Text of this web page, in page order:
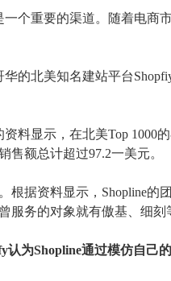
个重要的渠道。随着电商
的北美知名建站平台
资料显示，在北美Top
售额总计超过97.2一美元。
根据资料显示，Shopline
服务的对象就有傲基、细
认为Shopline通过模仿自己